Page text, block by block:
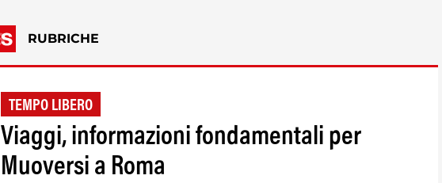
RUBRICHE
TEMPO LIBERO
Viaggi, informazioni fondamentali per
Muoversi a Roma